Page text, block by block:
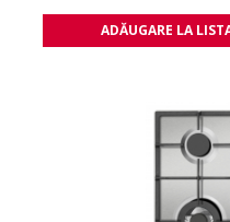
ADĂUGARE LA